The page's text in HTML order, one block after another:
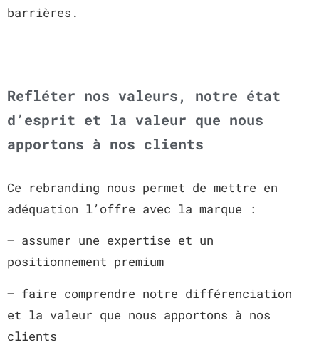
barrières.
Refléter nos valeurs, notre état
d’esprit et la valeur que nous
apportons à nos clients
Ce rebranding nous permet de mettre en
adéquation l’offre avec la marque :
– assumer une expertise et un
positionnement premium
– faire comprendre notre différenciation
et la valeur que nous apportons à nos
clients